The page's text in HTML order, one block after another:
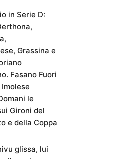
in Serie D:
Grassina e
Fasano Fuori
le
Gironi del
e della Coppa
glissa, lui